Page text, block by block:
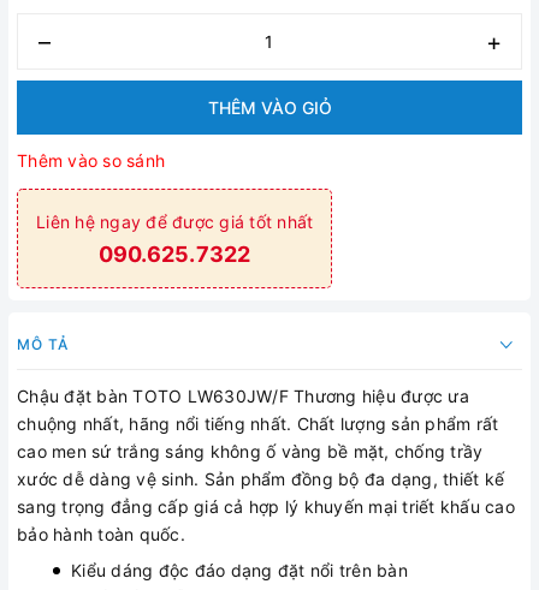
– +
THÊM VÀO GIỎ
Thêm vào so sánh
Liên hệ ngay để được giá tốt nhất
090.625.7322
MÔ TẢ
Chậu đặt bàn TOTO LW630JW/F Thương hiệu được ưa
chuộng nhất, hãng nổi tiếng nhất. Chất lượng sản phẩm rất
cao men sứ trắng sáng không ố vàng bề mặt, chống trầy
xước dễ dàng vệ sinh. Sản phẩm đồng bộ đa dạng, thiết kế
sang trọng đẳng cấp giá cả hợp lý khuyến mại triết khấu cao
bảo hành toàn quốc.
Kiểu dáng độc đáo dạng đặt nổi trên bàn